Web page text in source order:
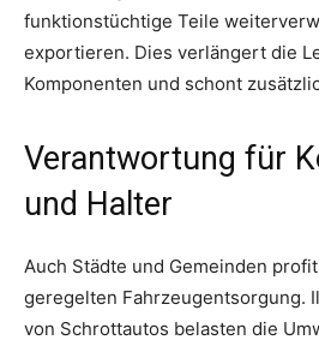
funktionstüchtige Teile
exportieren. Dies verlängert die
Komponenten und schont
Verantwortung für
und Halter
Auch Städte und Gemeinden
geregelten Fahrzeugentsorgung.
von Schrottautos belasten die